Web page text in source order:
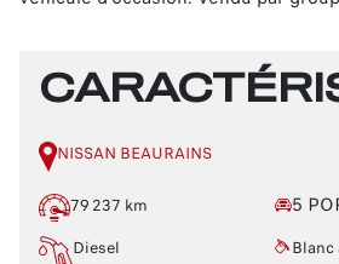
NISSAN BEAURAINS
79 237 km 5
Diesel
Blanc